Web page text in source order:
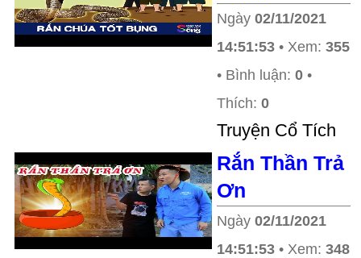
Ngày 02/11/2021
14:51:53 • Xem: 355
• Bình luận: 0 •
Thích: 0
Truyện Cổ Tích
Rắn Thần Trả
Ơn
Ngày 02/11/2021
14:51:53 • Xem: 348